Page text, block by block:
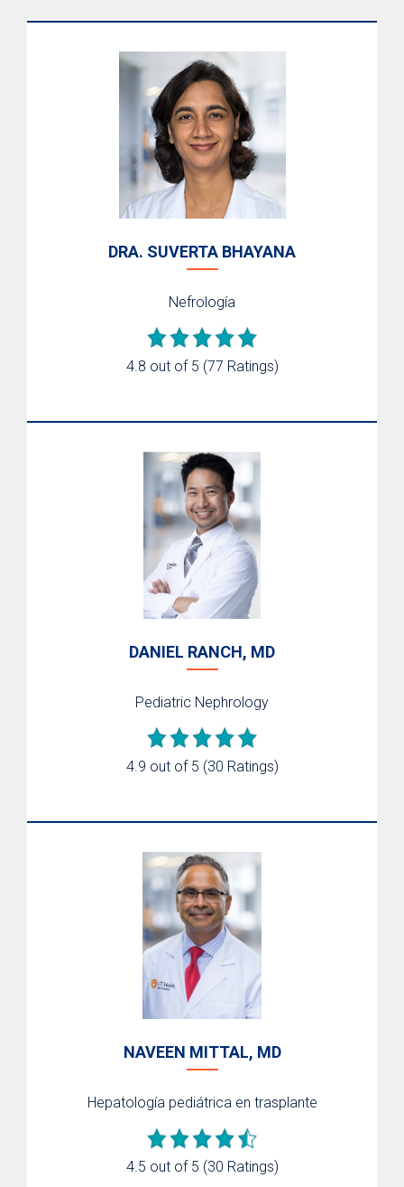
DRA. SUVERTA BHAYANA
Nefrología
4.8 out of 5 (77 Ratings)
DANIEL RANCH, MD
Pediatric Nephrology
4.9 out of 5 (30 Ratings)
NAVEEN MITTAL, MD
Hepatología pediátrica en trasplante
4.5 out of 5 (30 Ratings)